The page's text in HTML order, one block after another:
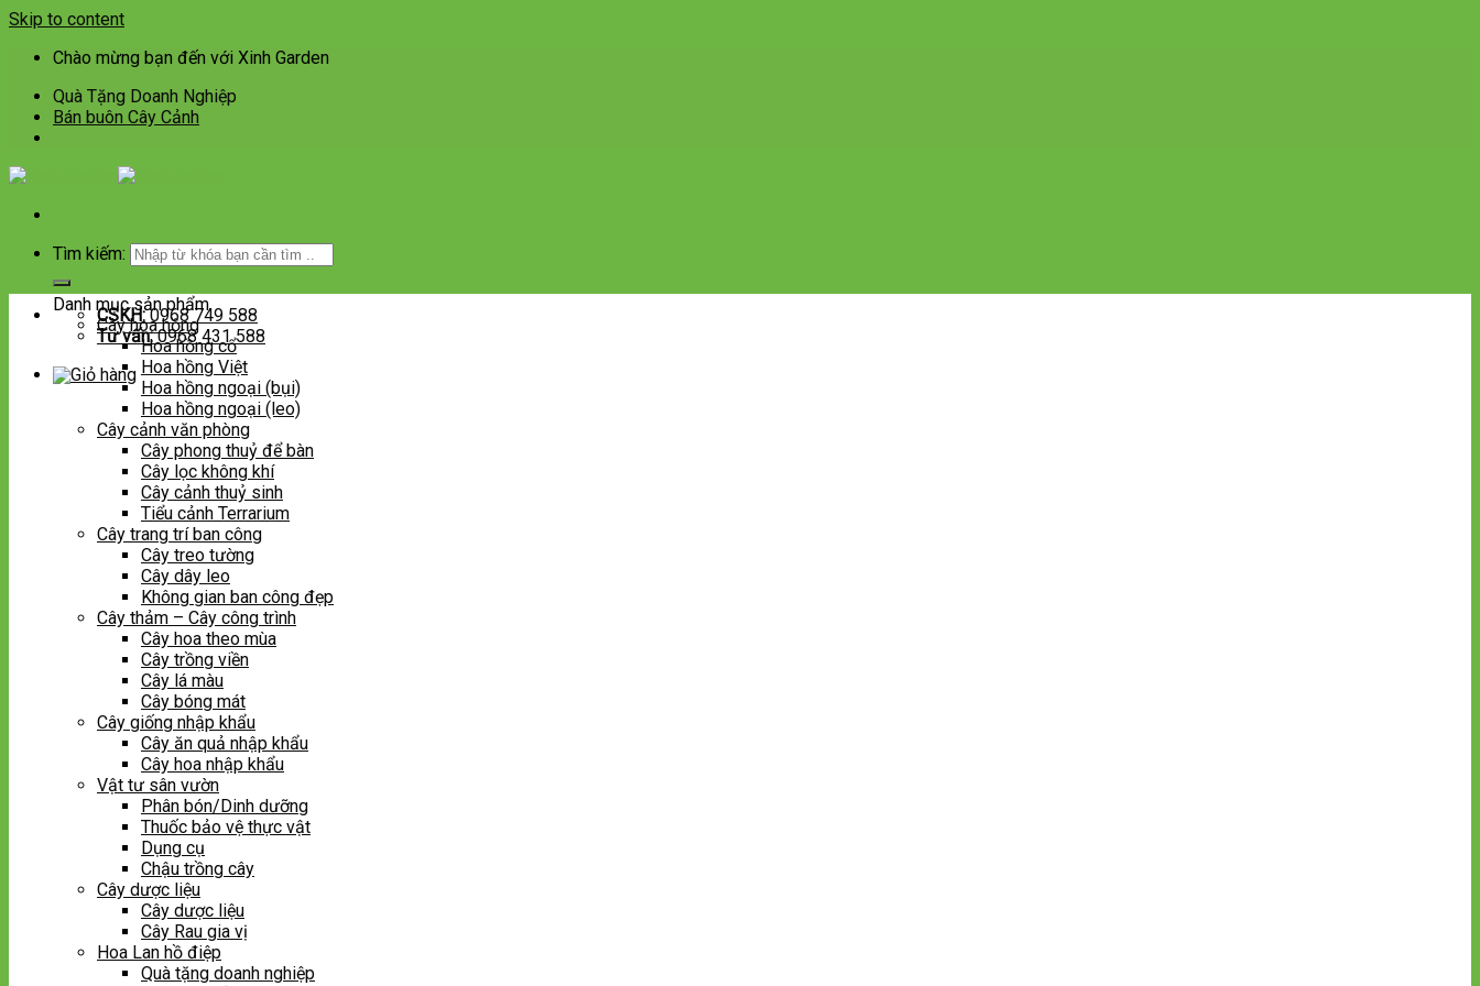
Skip to content
Chào mừng bạn đến với Xinh Garden
Quà Tặng Doanh Nghiệp
Bán buôn Cây Cảnh
Tìm kiếm:
CSKH:0968 749 588
Tư vấn:0968 431 588
Danh mục sản phẩm
Cây hoa hồng
Hoa hồng cổ
Hoa hồng Việt
Hoa hồng ngoại (bụi)
Hoa hồng ngoại (leo)
Cây cảnh văn phòng
Cây phong thuỷ để bàn
Cây lọc không khí
Cây cảnh thuỷ sinh
Tiểu cảnh Terrarium
Cây trang trí ban công
Cây treo tường
Cây dây leo
Không gian ban công đẹp
Cây thảm – Cây công trình
Cây hoa theo mùa
Cây trồng viền
Cây lá màu
Cây bóng mát
Cây giống nhập khẩu
Cây ăn quả nhập khẩu
Cây hoa nhập khẩu
Vật tư sân vườn
Phân bón/Dinh dưỡng
Thuốc bảo vệ thực vật
Dụng cụ
Chậu trồng cây
Cây dược liệu
Cây dược liệu
Cây Rau gia vị
Hoa Lan hồ điệp
Quà tặng doanh nghiệp